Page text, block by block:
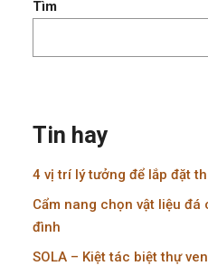
Tìm
Tin hay
4 vị trí lý tưởng để lắp đặt
Cẩm nang chọn vật liệu
đình
SOLA – Kiệt tác biệt thự